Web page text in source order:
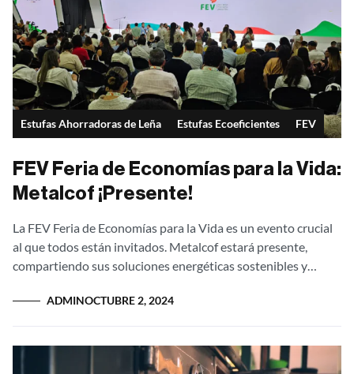
Estufas Ahorradoras de Leña Estufas Ecoeficientes FEV
FEV Feria de Economías para la Vida:
Metalcof ¡Presente!
La FEV Feria de Economías para la Vida es un evento crucial
al que todos están invitados. Metalcof estará presente,
compartiendo sus soluciones energéticas sostenibles y
ADMINOCTUBRE 2, 2024